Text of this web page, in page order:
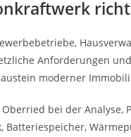
Anforderungen
moderner
bei der